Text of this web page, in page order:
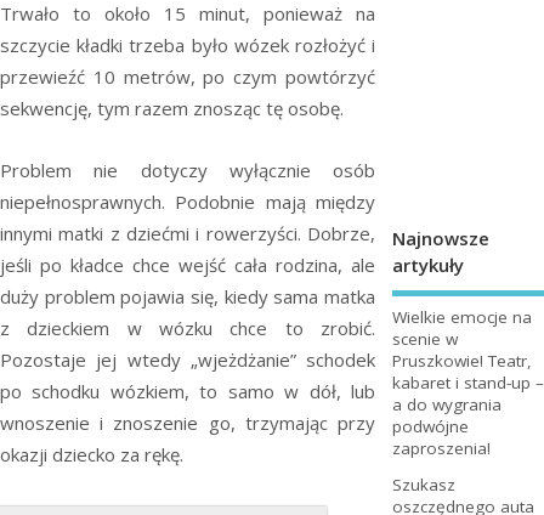
Trwało to około 15 minut, ponieważ na
szczycie kładki trzeba było wózek rozłożyć i
przewieźć 10 metrów, po czym powtórzyć
sekwencję, tym razem znosząc tę osobę.
Problem nie dotyczy wyłącznie osób
niepełnosprawnych. Podobnie mają między
innymi matki z dziećmi i rowerzyści. Dobrze,
jeśli po kładce chce wejść cała rodzina, ale
duży problem pojawia się, kiedy sama matka
z dzieckiem w wózku chce to zrobić.
Pozostaje jej wtedy „wjeżdżanie” schodek
po schodku wózkiem, to samo w dół, lub
wnoszenie i znoszenie go, trzymając przy
okazji dziecko za rękę.
Najnowsze
artykuły
Wielkie emocje na
scenie w
Pruszkowie! Teatr,
kabaret i stand-up –
a do wygrania
podwójne
zaproszenia!
Szukasz
oszczędnego auta